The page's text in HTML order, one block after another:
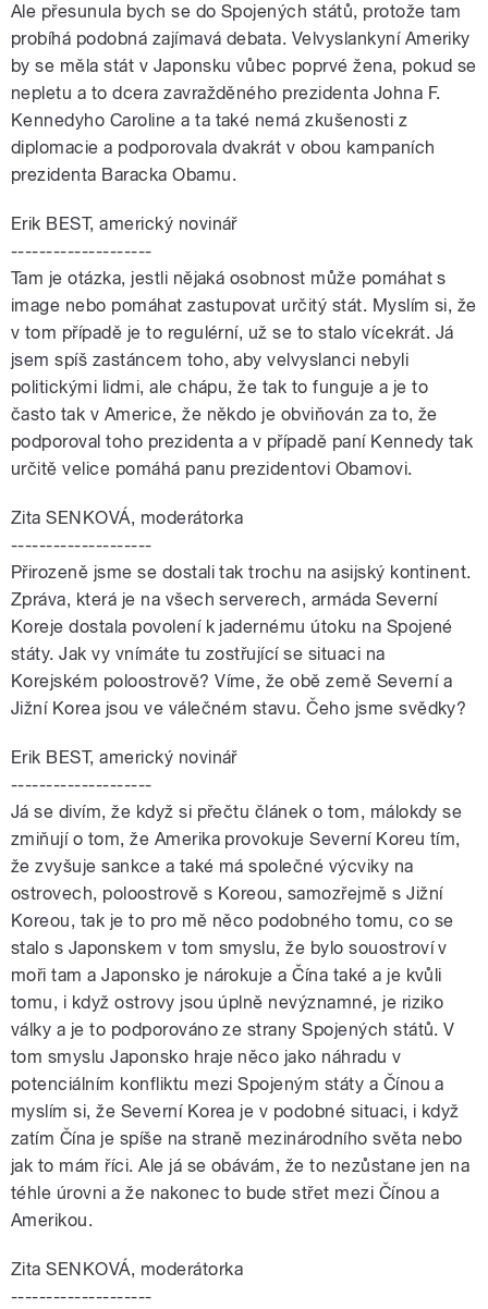
Ale přesunula bych se do Spojených států, protože tam
probíhá podobná zajímavá debata. Velvyslankyní Ameriky
by se měla stát v Japonsku vůbec poprvé žena, pokud se
nepletu a to dcera zavražděného prezidenta Johna F.
Kennedyho Caroline a ta také nemá zkušenosti z
diplomacie a podporovala dvakrát v obou kampaních
prezidenta Baracka Obamu.
Erik BEST, americký novinář
--------------------
Tam je otázka, jestli nějaká osobnost může pomáhat s
image nebo pomáhat zastupovat určitý stát. Myslím si, že
v tom případě je to regulérní, už se to stalo vícekrát. Já
jsem spíš zastáncem toho, aby velvyslanci nebyli
politickými lidmi, ale chápu, že tak to funguje a je to
často tak v Americe, že někdo je obviňován za to, že
podporoval toho prezidenta a v případě paní Kennedy tak
určitě velice pomáhá panu prezidentovi Obamovi.
Zita SENKOVÁ, moderátorka
--------------------
Přirozeně jsme se dostali tak trochu na asijský kontinent.
Zpráva, která je na všech serverech, armáda Severní
Koreje dostala povolení k jadernému útoku na Spojené
státy. Jak vy vnímáte tu zostřující se situaci na
Korejském poloostrově? Víme, že obě země Severní a
Jižní Korea jsou ve válečném stavu. Čeho jsme svědky?
Erik BEST, americký novinář
--------------------
Já se divím, že když si přečtu článek o tom, málokdy se
zmiňují o tom, že Amerika provokuje Severní Koreu tím,
že zvyšuje sankce a také má společné výcviky na
ostrovech, poloostrově s Koreou, samozřejmě s Jižní
Koreou, tak je to pro mě něco podobného tomu, co se
stalo s Japonskem v tom smyslu, že bylo souostroví v
moři tam a Japonsko je nárokuje a Čína také a je kvůli
tomu, i když ostrovy jsou úplně nevýznamné, je riziko
války a je to podporováno ze strany Spojených států. V
tom smyslu Japonsko hraje něco jako náhradu v
potenciálním konfliktu mezi Spojeným státy a Čínou a
myslím si, že Severní Korea je v podobné situaci, i když
zatím Čína je spíše na straně mezinárodního světa nebo
jak to mám říci. Ale já se obávám, že to nezůstane jen na
téhle úrovni a že nakonec to bude střet mezi Čínou a
Amerikou.
Zita SENKOVÁ, moderátorka
--------------------